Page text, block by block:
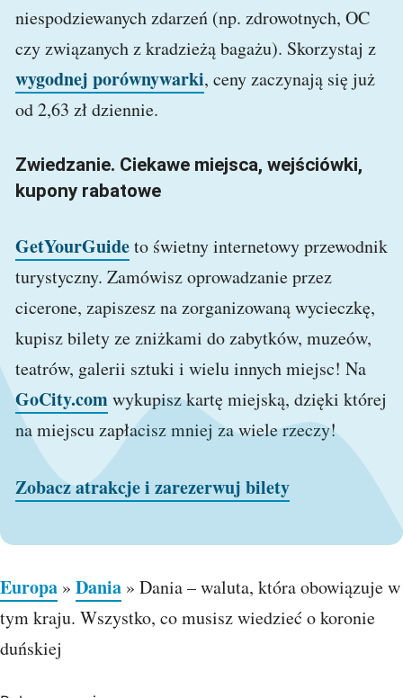
niespodziewanych zdarzeń (np. zdrowotnych, OC
czy związanych z kradzieżą bagażu). Skorzystaj z
wygodnej porównywarki, ceny zaczynają się już
od 2,63 zł dziennie.
Zwiedzanie. Ciekawe miejsca, wejściówki,
kupony rabatowe
GetYourGuideto świetny internetowy przewodnik
turystyczny. Zamówisz oprowadzanie przez
cicerone, zapiszesz na zorganizowaną wycieczkę,
kupisz bilety ze zniżkami do zabytków, muzeów,
teatrów, galerii sztuki i wielu innych miejsc! Na
GoCity.comwykupisz kartę miejską, dzięki której
na miejscu zapłacisz mniej za wiele rzeczy!
Zobacz atrakcje i zarezerwuj bilety
Europa » Dania » Dania – waluta, która obowiązuje w
tym kraju. Wszystko, co musisz wiedzieć o koronie
duńskiej